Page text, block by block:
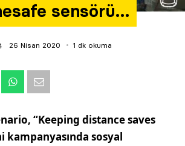
sensörü…
26 Nisan 2020 1 dk okuma
“Keeping distance saves
kampanyasında sosyal